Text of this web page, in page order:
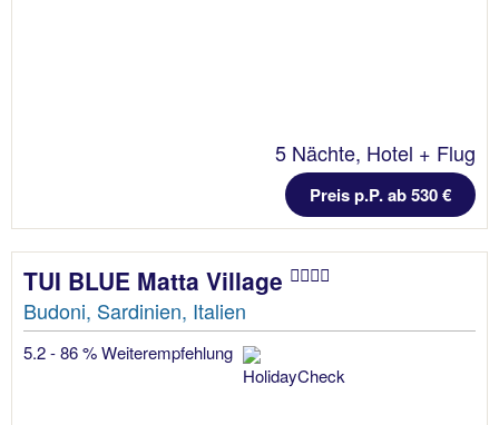
5 Nächte, Hotel + Flug
Preis p.P. ab 530 €
TUI BLUE Matta Village
Budoni, Sardinien, Italien
5.2 - 86 % Weiterempfehlung